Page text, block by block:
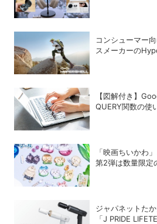
コンシューマー
スメーカーの
【図解付き】
QUERY関数の使
「映画ちいかわ
第2弾は数量限定
ジャパネットた
「J PRIDE